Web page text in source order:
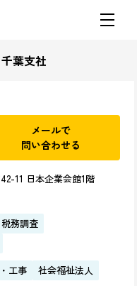
葉支社
11 日本企業会館1階
税務調査
工事 社会福祉法人
メールで
問い合わせる